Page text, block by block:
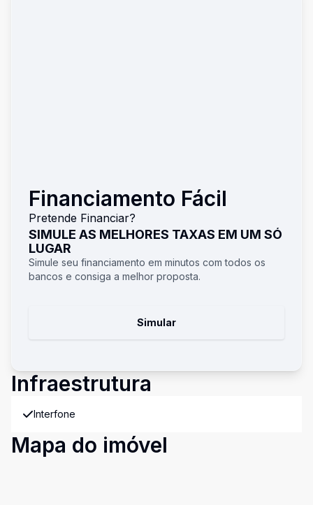
Financiamento Fácil
Pretende Financiar?
SIMULE AS MELHORES TAXAS EM UM SÓ
LUGAR
Simule seu financiamento em minutos com todos os
bancos e consiga a melhor proposta.
Simular
Infraestrutura
Interfone
Mapa do imóvel